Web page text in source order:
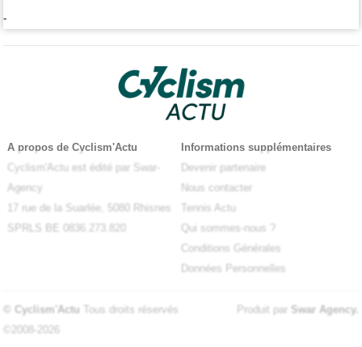
-
A propos de Cyclism'Actu
Cyclism'Actu est édité par Swar-
Agency
17 rue de la Suarlée, 5080 Rhisnes
SPRLS BE 0836.273.820
Informations supplémentaires
Devenir partenaire
Nous contacter
Tennis Actu
Qui sommes-nous ?
Conditions Générales
Données Personnelles
© Cyclism'Actu Tous droits réservés
©2008-2026
Produit par Swar Agency.